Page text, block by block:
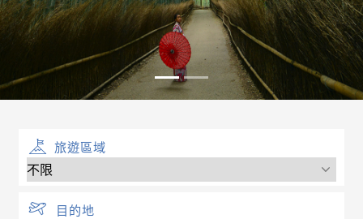
會員登入
旅遊區域
目的地